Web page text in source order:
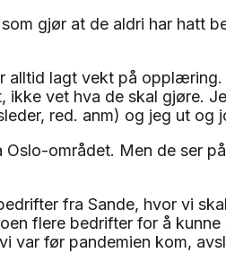
gjør at de aldri har hatt
alltid lagt vekt på
ikke vet hva de skal gjøre.
red. anm) og jeg ut og
området. Men de ser
fra Sande, hvor vi
flere bedrifter for å
var før pandemien kom,